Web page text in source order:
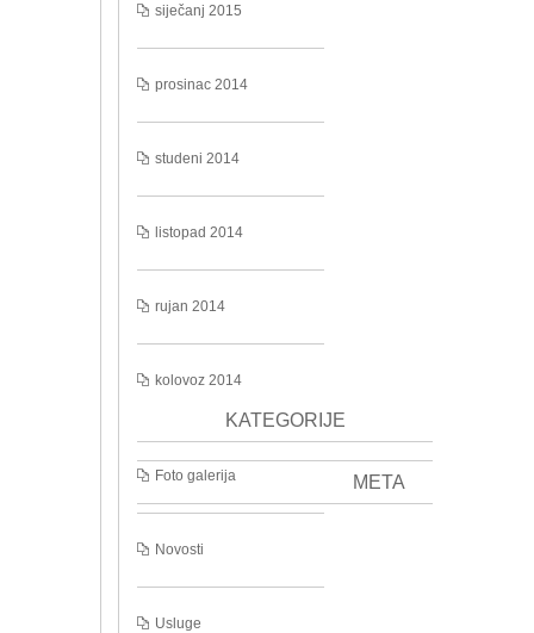
siječanj 2015
prosinac 2014
studeni 2014
listopad 2014
rujan 2014
kolovoz 2014
KATEGORIJE
Foto galerija
Novosti
Usluge
META